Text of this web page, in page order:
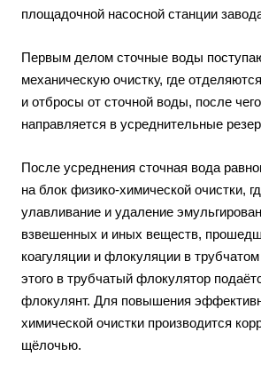
площадочной насосной станции
Первым делом сточные воды
механическую очистку, где
и отбросы от сточной воды, после
направляется в усреднительные
После усреднения сточная вода
на блок физико-химической очистки,
улавливание и удаление
взвешенных и иных веществ,
коагуляции и флокуляции в
этого в трубчатый флокулятор
флокулянт. Для повышения
химической очистки производится
щёлочью.